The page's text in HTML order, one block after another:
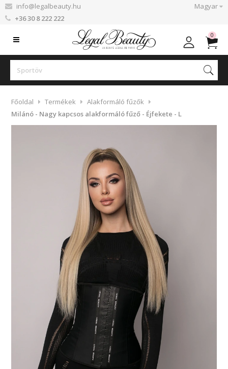
info@legalbeauty.hu
+36 30 8 222 222
Magyar
0
Főoldal Termékek
Alakformáló fűzők
Milánó - Nagy kapcsos alakformáló fűző - Éjfekete - L